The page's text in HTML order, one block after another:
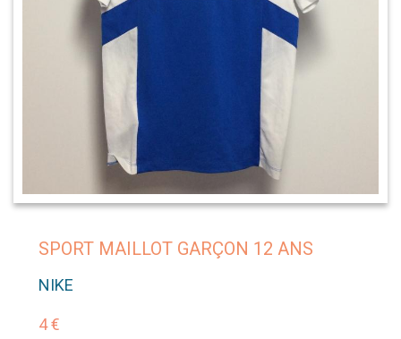
SPORT MAILLOT GARÇON 12 ANS
NIKE
4 €